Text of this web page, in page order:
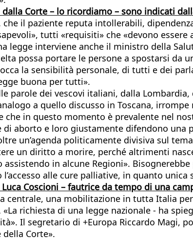
Corte – lo ricordiamo – sono indicati
il paziente reputa intollerabili,
tutti «requisiti» che «devono
legge interviene anche il ministro della
possa portare le persone a spostarsi da
la sensibilità personale, di tutti e dei
buona per tutti».
parole dei vescovi italiani, dalla
a quello discusso in Toscana,
che in questo momento è prevalente nel
di aborto e loro giustamente difendono una
un’agenda politicamente divisiva sul
un diritto a morire, perché altrimenti
in alcune Regioni».
alle cure palliative, in quanto
Luca Coscioni – fautrice da tempo di una
centrale, una mobilitazione in tutta Italia
richiesta di una legge nazionale - ha
Il segretario di +Europa Riccardo Magi,
Corte».